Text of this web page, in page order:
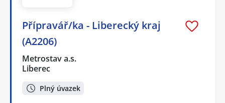
Přípravář/ka - Liberecký kraj
(A2206)
Metrostav a.s.
Liberec
Plný úvazek